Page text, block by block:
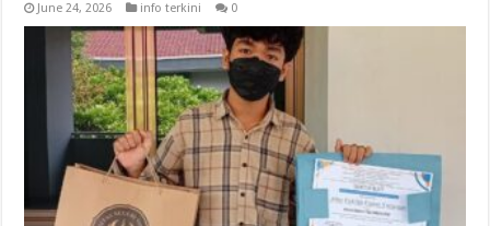
June 24, 2026 info terkini 0